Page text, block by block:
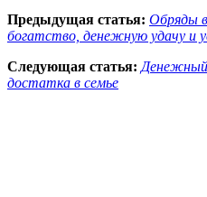
Предыдущая статья: Обряды
богатство, денежную удачу и
Следующая статья: Денежный
достатка в семье